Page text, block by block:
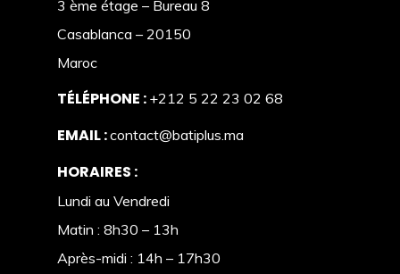
3 ème étage – Bureau 8
Casablanca – 20150
Maroc
TÉLÉPHONE : +212 5 22 23 02 68
EMAIL :contact@batiplus.ma
HORAIRES :
Lundi au Vendredi
Matin : 8h30 – 13h
Après-midi : 14h – 17h30